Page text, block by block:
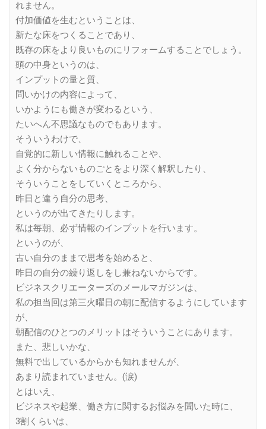
れません。
付加価値を生むということは、
新たな床をつくることであり、
既存の床をより良いものにリフォームすることでしょう。
頭の中身というのは、
インプットの量と質、
問いかけの内容によって、
いかようにも働きが変わるという、
たいへん不思議なものでもあります。
そういうわけで、
自覚的に新しい情報に触れることや、
よく分からないものごとをより深く解釈したり、
そういうことをしていくところから、
昨日と違う自分の思考、
というのが出てきたりします。
私は毎朝、必ず情報のインプットを行います。
というのが、
古い自分のままで思考を始めると、
昨日の自分の繰り返しをし兼ねないからです。
ビジネスクリエーターズのメールマガジンは、
私の担当回は第三火曜日の朝に配信するようにしています
が、
朝配信のひとつのメリットはそういうことにあります。
また、悲しいかな、
無料で出しているからかも知れませんが、
あまり読まれていません。(涙)
とはいえ、
ビジネスや起業、働き方に関するお悩みを聞いた時に、
3割くらいは、